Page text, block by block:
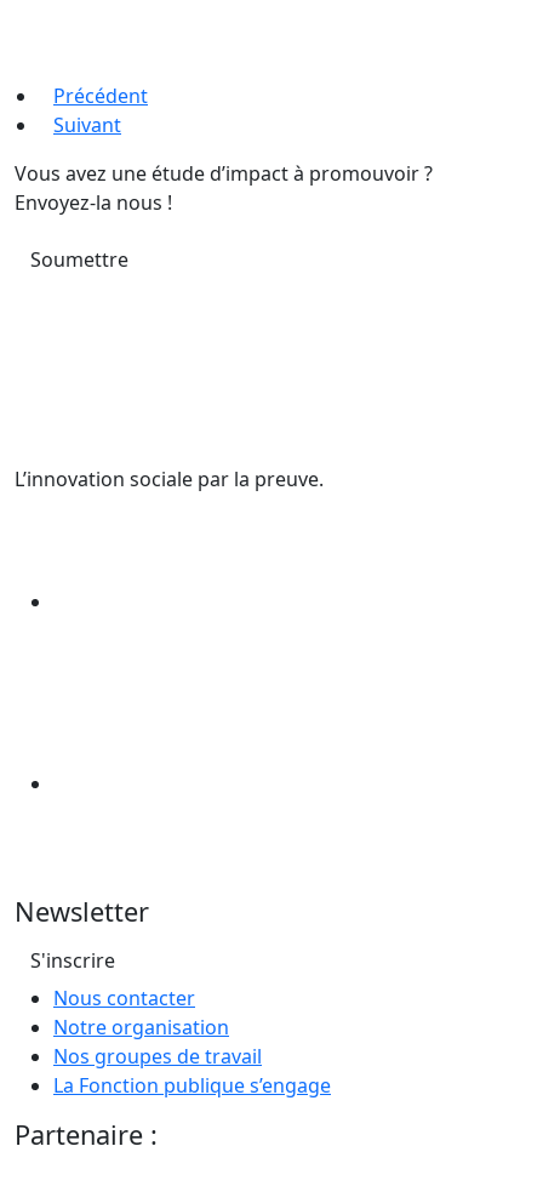
Précédent
Suivant
Vous avez une étude d’impact à promouvoir ?
Envoyez-la nous !
Soumettre
L’innovation sociale par la preuve.
Newsletter
S'inscrire
Nous contacter
Notre organisation
Nos groupes de travail
La Fonction publique s’engage
Partenaire :